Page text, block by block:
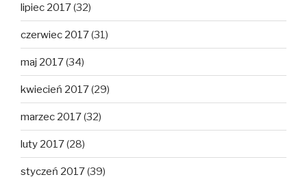
lipiec 2017(32)
czerwiec 2017(31)
maj 2017(34)
kwiecień 2017(29)
marzec 2017(32)
luty 2017(28)
styczeń 2017(39)